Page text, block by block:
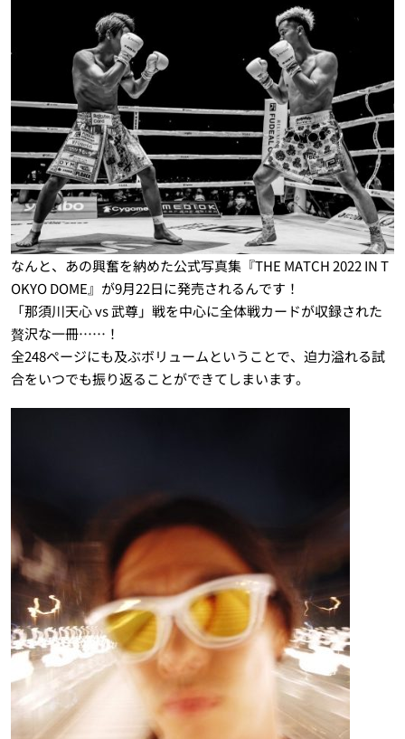
なんと、あの興奮を納めた公式写真集『THE MATCH 2022 IN T
OKYO DOME』が9月22日に発売されるんです！
「那須川天心 vs 武尊」戦を中心に全体戦カードが収録された
贅沢な一冊……！
全248ページにも及ぶボリュームということで、迫力溢れる試
合をいつでも振り返ることができてしまいます。